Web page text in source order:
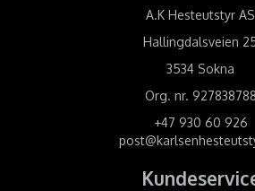
A.K Hesteutstyr AS
Hallingdalsveien
3534 Sokna
Org. nr. 927838788
+47 930 60 926